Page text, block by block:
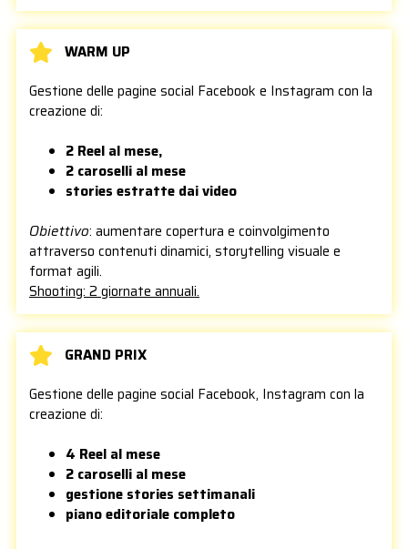
WARM UP
Gestione delle pagine social Facebook e Instagram con la
creazione di:
2 Reel al mese,
2 caroselli al mese
stories estratte dai video
Obiettivo: aumentare copertura e coinvolgimento
attraverso contenuti dinamici, storytelling visuale e
format agili.
Shooting: 2 giornate annuali.
GRAND PRIX
Gestione delle pagine social Facebook, Instagram con la
creazione di:
4 Reel al mese
2 caroselli al mese
gestione stories settimanali
piano editoriale completo